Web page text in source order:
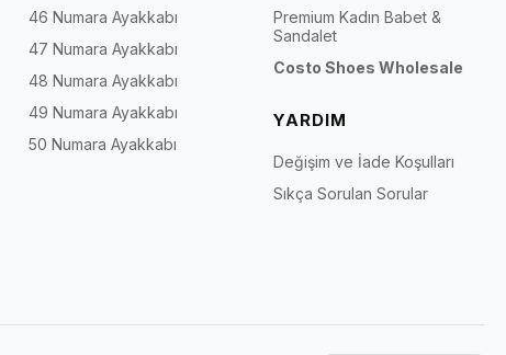
46 Numara Ayakkabı
47 Numara Ayakkabı
48 Numara Ayakkabı
49 Numara Ayakkabı
50 Numara Ayakkabı
Premium Kadın Babet &
Sandalet
Costo Shoes Wholesale
YARDIM
Değişim ve İade Koşulları
Sıkça Sorulan Sorular